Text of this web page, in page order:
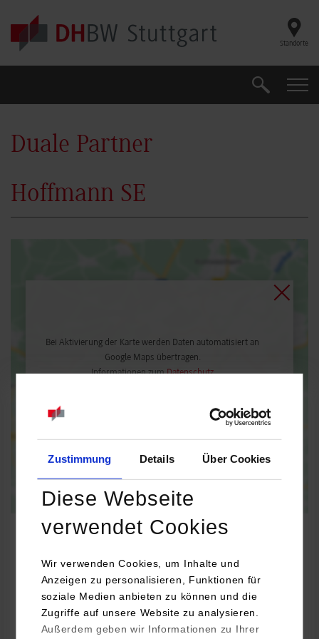
Zustimmung Details Über Cookies
Diese Webseite
verwendet Cookies
Wir verwenden Cookies, um Inhalte und
Anzeigen zu personalisieren, Funktionen für
soziale Medien anbieten zu können und die
Zugriffe auf unsere Website zu analysieren.
Außerdem geben wir Informationen zu Ihrer
Skip to main content
Standorte
Suche
Duale Partner
Hoffmann SE
Bei Aktivierung der Karte werden Daten automatisiert an
Google Maps übertragen.
Informationen zumDatenschutz
Hoffmann SE
Haberlandstraße 55